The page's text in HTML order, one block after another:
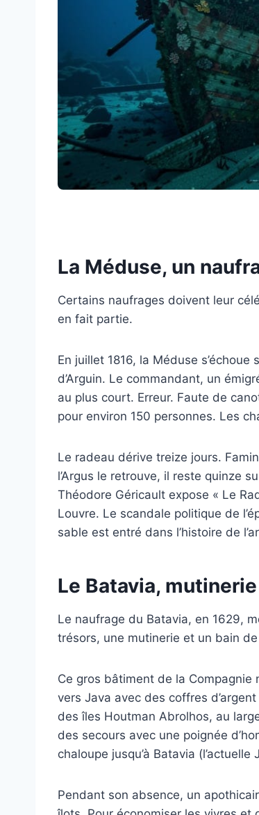
La Méduse, un
Certains naufrages doivent leur
en fait partie.
En juillet 1816, la Méduse
d’Arguin. Le commandant, un
au plus court. Erreur. Faute de
pour environ 150 personnes. Les
Le radeau dérive treize jours.
l’Argus le retrouve, il reste quinze
Théodore Géricault expose « Le
Louvre. Le scandale politique de
sable est entré dans l’histoire de
Le Batavia,
Le naufrage du Batavia, en 1629,
trésors, une mutinerie et un bain
Ce gros bâtiment de la
vers Java avec des coffres
des îles Houtman Abrolhos, au
des secours avec une poignée
chaloupe jusqu’à Batavia (l’actuelle
Pendant son absence, un